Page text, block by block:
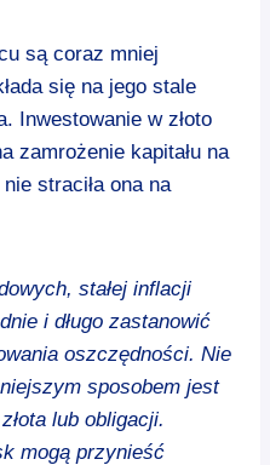
są coraz mniej
się na jego stale
Inwestowanie w złoto
zamrożenie kapitału na
straciła ona na
stałej inflacji
i długo zastanowić
oszczędności. Nie
sposobem jest
lub obligacji.
mogą przynieść